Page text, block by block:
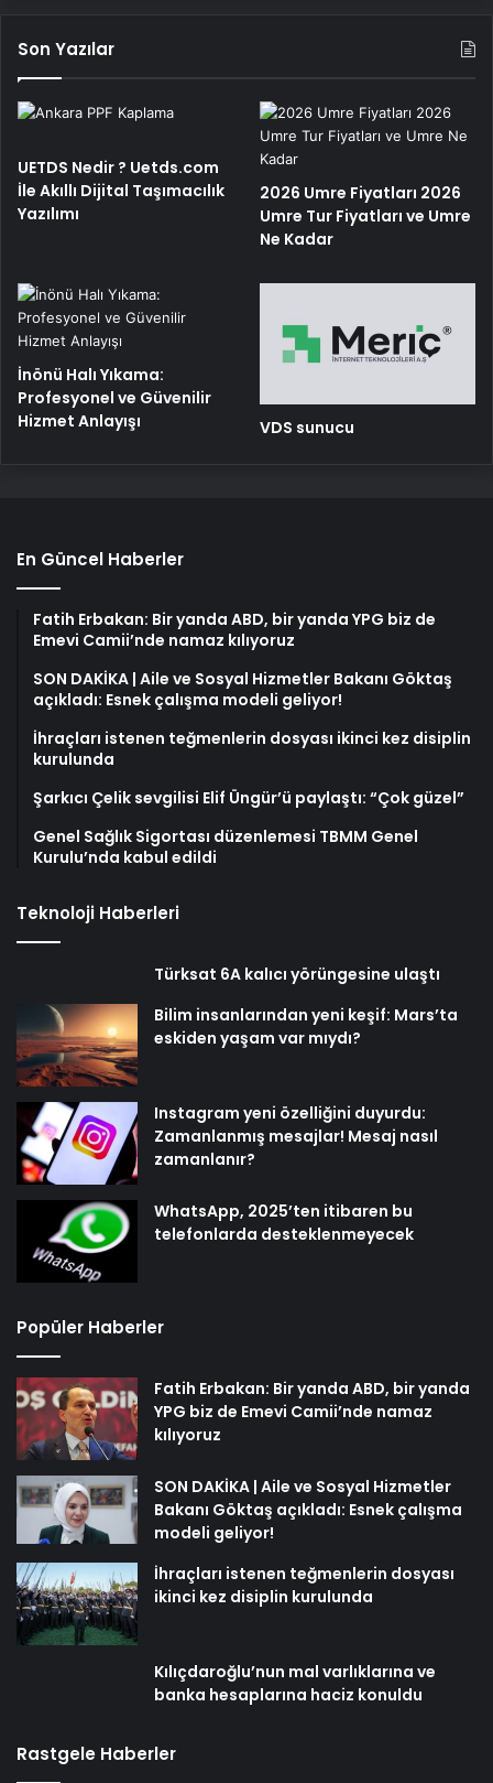
Son Yazılar
UETDS Nedir ? Uetds.com
İle Akıllı Dijital Taşımacılık
Yazılımı
2026 Umre Fiyatları 2026
Umre Tur Fiyatları ve Umre
Ne Kadar
İnönü Halı Yıkama:
Profesyonel ve Güvenilir
Hizmet Anlayışı
VDS sunucu
En Güncel Haberler
Fatih Erbakan: Bir yanda ABD, bir yanda YPG biz de
Emevi Camii’nde namaz kılıyoruz
SON DAKİKA | Aile ve Sosyal Hizmetler Bakanı Göktaş
açıkladı: Esnek çalışma modeli geliyor!
İhraçları istenen teğmenlerin dosyası ikinci kez disiplin
kurulunda
Şarkıcı Çelik sevgilisi Elif Üngür’ü paylaştı: “Çok güzel”
Genel Sağlık Sigortası düzenlemesi TBMM Genel
Kurulu’nda kabul edildi
Teknoloji Haberleri
Türksat 6A kalıcı yörüngesine ulaştı
Bilim insanlarından yeni keşif: Mars’ta
eskiden yaşam var mıydı?
Instagram yeni özelliğini duyurdu:
Zamanlanmış mesajlar! Mesaj nasıl
zamanlanır?
WhatsApp, 2025’ten itibaren bu
telefonlarda desteklenmeyecek
Popüler Haberler
Fatih Erbakan: Bir yanda ABD, bir yanda
YPG biz de Emevi Camii’nde namaz
kılıyoruz
SON DAKİKA | Aile ve Sosyal Hizmetler
Bakanı Göktaş açıkladı: Esnek çalışma
modeli geliyor!
İhraçları istenen teğmenlerin dosyası
ikinci kez disiplin kurulunda
Kılıçdaroğlu’nun mal varlıklarına ve
banka hesaplarına haciz konuldu
Rastgele Haberler